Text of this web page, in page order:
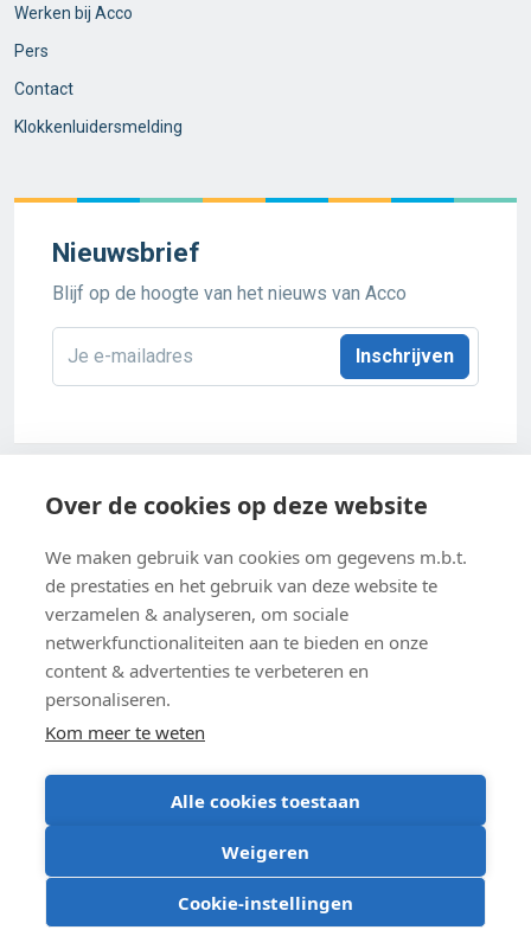
Vraag je offerte aan
Werken bij Acco
Pers
Contact
Klokkenluidersmelding
Nieuwsbrief
Blijf op de hoogte van het nieuws van Acco
Privacybeleid
Cookie-instellingen
De Smidse, Sluisstraat 10, 3000 Leuven
Over de cookies op deze website
We maken gebruik van cookies om gegevens m.b.t.
de prestaties en het gebruik van deze website te
verzamelen & analyseren, om sociale
netwerkfunctionaliteiten aan te bieden en onze
content & advertenties te verbeteren en
personaliseren.
Kom meer te weten
Alle cookies toestaan
Weigeren
Cookie-instellingen